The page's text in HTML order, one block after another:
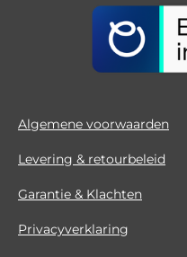
Algemene voorwaarden
Levering & retourbeleid
Garantie & Klachten
Privacyverklaring